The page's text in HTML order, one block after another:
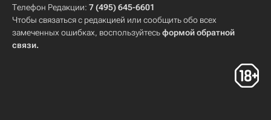
Телефон Редакции: 7 (495) 645-6601
Чтобы связаться с редакцией или сообщить обо всех
замеченных ошибках, воспользуйтесьформой обратной
связи.